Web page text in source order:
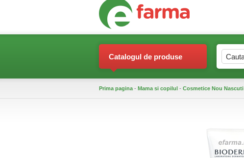
Catalogul de produse
Prima pagina - Mama si copilul - Cosmetice Nou Nascuti